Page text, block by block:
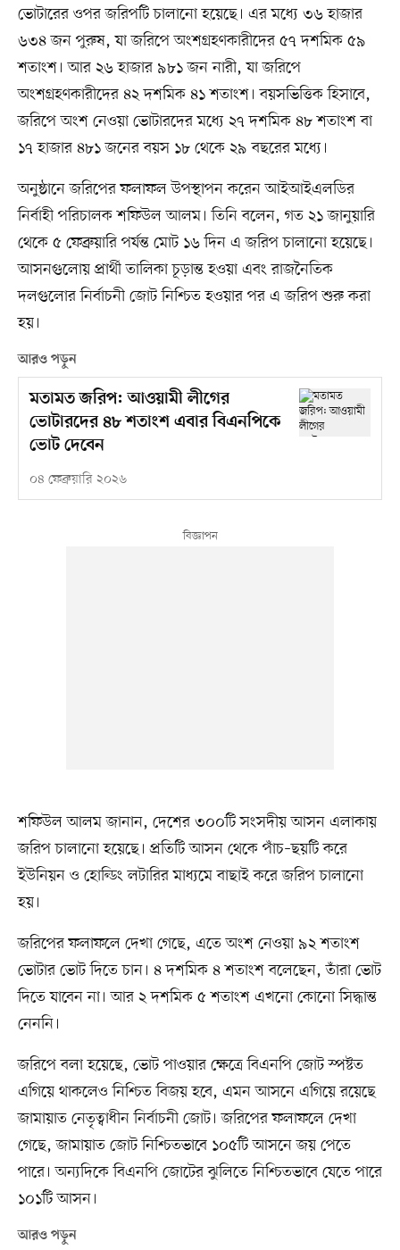
ভোটারের ওপর জরিপটি চালানো হয়েছে। এর মধ্যে ৩৬ হাজার
৬৩৪ জন পুরুষ, যা জরিপে অংশগ্রহণকারীদের ৫৭ দশমিক ৫৯
শতাংশ। আর ২৬ হাজার ৯৮১ জন নারী, যা জরিপে
অংশগ্রহণকারীদের ৪২ দশমিক ৪১ শতাংশ। বয়সভিত্তিক হিসাবে,
জরিপে অংশ নেওয়া ভোটারদের মধ্যে ২৭ দশমিক ৪৮ শতাংশ বা
১৭ হাজার ৪৮১ জনের বয়স ১৮ থেকে ২৯ বছরের মধ্যে।
অনুষ্ঠানে জরিপের ফলাফল উপস্থাপন করেন আইআইএলডির
নির্বাহী পরিচালক শফিউল আলম। তিনি বলেন, গত ২১ জানুয়ারি
থেকে ৫ ফেব্রুয়ারি পর্যন্ত মোট ১৬ দিন এ জরিপ চালানো হয়েছে।
আসনগুলোয় প্রার্থী তালিকা চূড়ান্ত হওয়া এবং রাজনৈতিক
দলগুলোর নির্বাচনী জোট নিশ্চিত হওয়ার পর এ জরিপ শুরু করা
হয়।
আরও পড়ুন
মতামত জরিপ: আওয়ামী লীগের
ভোটারদের ৪৮ শতাংশ এবার বিএনপিকে
ভোট দেবেন
০৪ ফেব্রুয়ারি ২০২৬
শফিউল আলম জানান, দেশের ৩০০টি সংসদীয় আসন এলাকায়
জরিপ চালানো হয়েছে। প্রতিটি আসন থেকে পাঁচ–ছয়টি করে
ইউনিয়ন ও হোল্ডিং লটারির মাধ্যমে বাছাই করে জরিপ চালানো
হয়।
জরিপের ফলাফলে দেখা গেছে, এতে অংশ নেওয়া ৯২ শতাংশ
ভোটার ভোট দিতে চান। ৪ দশমিক ৪ শতাংশ বলেছেন, তাঁরা ভোট
দিতে যাবেন না। আর ২ দশমিক ৫ শতাংশ এখনো কোনো সিদ্ধান্ত
নেননি।
জরিপে বলা হয়েছে, ভোট পাওয়ার ক্ষেত্রে বিএনপি জোট স্পষ্টত
এগিয়ে থাকলেও নিশ্চিত বিজয় হবে, এমন আসনে এগিয়ে রয়েছে
জামায়াত নেতৃত্বাধীন নির্বাচনী জোট। জরিপের ফলাফলে দেখা
গেছে, জামায়াত জোট নিশ্চিতভাবে ১০৫টি আসনে জয় পেতে
পারে। অন্যদিকে বিএনপি জোটের ঝুলিতে নিশ্চিতভাবে যেতে পারে
১০১টি আসন।
আরও পড়ুন